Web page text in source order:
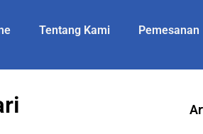
Tentang Kami Pemesanan